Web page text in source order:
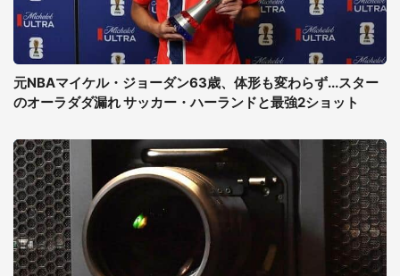
元NBAマイケル・ジョーダン63歳、体形も変わらず...スター
のオーラダダ漏れ サッカー・ハーランドと最強2ショット